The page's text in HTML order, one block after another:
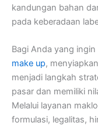
kandungan bahan
pada keberadaan
Bagi Anda yang
make up,
menjadi langkah
pasar dan memiliki
Melalui layanan
formulasi, legalitas,